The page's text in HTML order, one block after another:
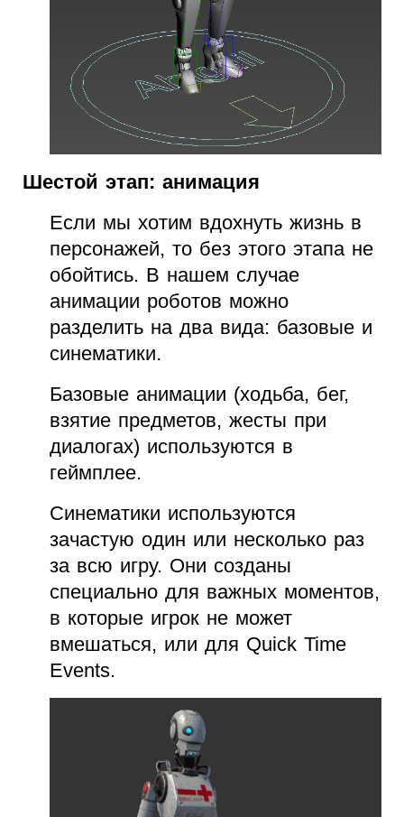
Шестой этап: анимация
Если мы хотим вдохнуть жизнь в
персонажей, то без этого этапа не
обойтись. В нашем случае
анимации роботов можно
разделить на два вида: базовые и
синематики.
Базовые анимации (ходьба, бег,
взятие предметов, жесты при
диалогах) используются в
геймплее.
Синематики используются
зачастую один или несколько раз
за всю игру. Они созданы
специально для важных моментов,
в которые игрок не может
вмешаться, или для Quick Time
Events.